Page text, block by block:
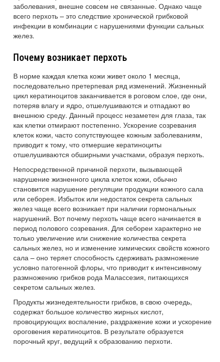
заболевания, внешне совсем не связанные. Однако чаще
всего перхоть – это следствие хронической грибковой
инфекции в комбинации с нарушениями функции сальных
желез.
Почему возникает перхоть
В норме каждая клетка кожи живет около 1 месяца,
последовательно претерпевая ряд изменений. Жизненный
цикл кератиноцитов заканчивается в роговом слое, где они,
потеряв влагу и ядро, отшелушиваются и отпадают во
внешнюю среду. Данный процесс незаметен для глаза, так
как клетки отмирают постепенно. Ускорение созревания
клеток кожи, часто сопутствующее кожным заболеваниям,
приводит к тому, что отмершие кератиноциты
отшелушиваются обширными участками, образуя перхоть.
Непосредственной причиной перхоти, вызывающей
нарушение жизненного цикла клеток кожи, обычно
становится нарушение регуляции продукции кожного сала
или себорея. Избыток или недостаток секрета сальных
желез чаще всего возникает при наличии гормональных
нарушений. Вот почему перхоть чаще всего начинается в
период полового созревания. Для себореи характерно не
только увеличение или снижение количества секрета
сальных желез, но и изменение химических свойств кожного
сала – оно теряет способность сдерживать размножение
условно патогенной флоры, что приводит к интенсивному
размножению грибков рода Малассезия, питающихся
секретом сальных желез.
Продукты жизнедеятельности грибков, в свою очередь,
содержат большое количество жирных кислот,
провоцирующих воспаление, раздражение кожи и ускорение
ороговения кератиноцитов. В результате образуется
порочный круг, ведущий к образованию перхоти.